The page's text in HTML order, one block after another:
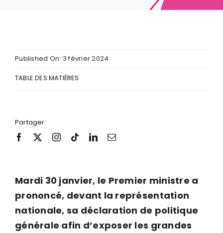
Published On: 3 février 2024
TABLE DES MATIÈRES
Partager
Mardi 30 janvier, le Premier ministre a
prononcé, devant la représentation
nationale, sa déclaration de politique
générale afin d’exposer les grandes